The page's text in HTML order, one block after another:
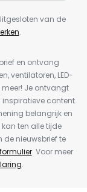
van de
.
en ontvang
ventilatoren, LED-
Je ontvangt
content.
belangrijk en
ten alle tijde
nieuwsbrief te
. Voor meer
.